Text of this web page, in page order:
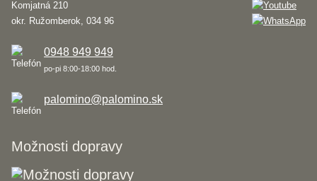
Komjatná 210
okr. Ružomberok, 034 96
0948 949 949
po-pi 8:00-18:00 hod.
palomino@palomino.sk
Možnosti dopravy